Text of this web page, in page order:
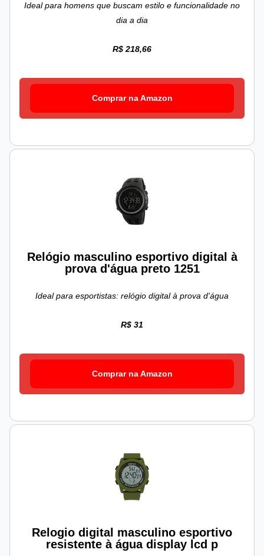
Ideal para homens que buscam estilo e funcionalidade no
dia a dia
R$ 218,66
Comprar na Amazon
Relógio masculino esportivo digital à
prova d'água preto 1251
Ideal para esportistas: relógio digital à prova d'água
R$ 31
Comprar na Amazon
Relogio digital masculino esportivo
resistente à água display lcd p